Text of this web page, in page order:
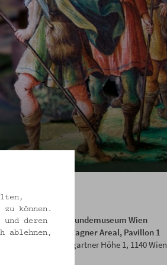
Volkskundemuseum Wien
Otto Wagner Areal, Pavillon 1
Baumgartner Höhe 1, 1140 Wien
können.
deren
ablehnen,